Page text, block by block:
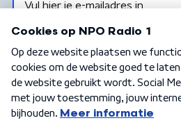
Algemene voorwaarden